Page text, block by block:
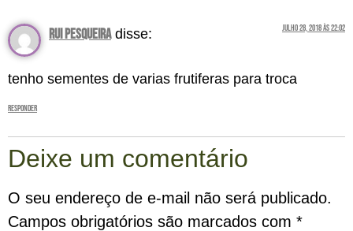
rui pesqueira disse: julho 28, 2018 às 22:02
tenho sementes de varias frutiferas para troca
Responder
Deixe um comentário
O seu endereço de e-mail não será publicado.
Campos obrigatórios são marcados com *